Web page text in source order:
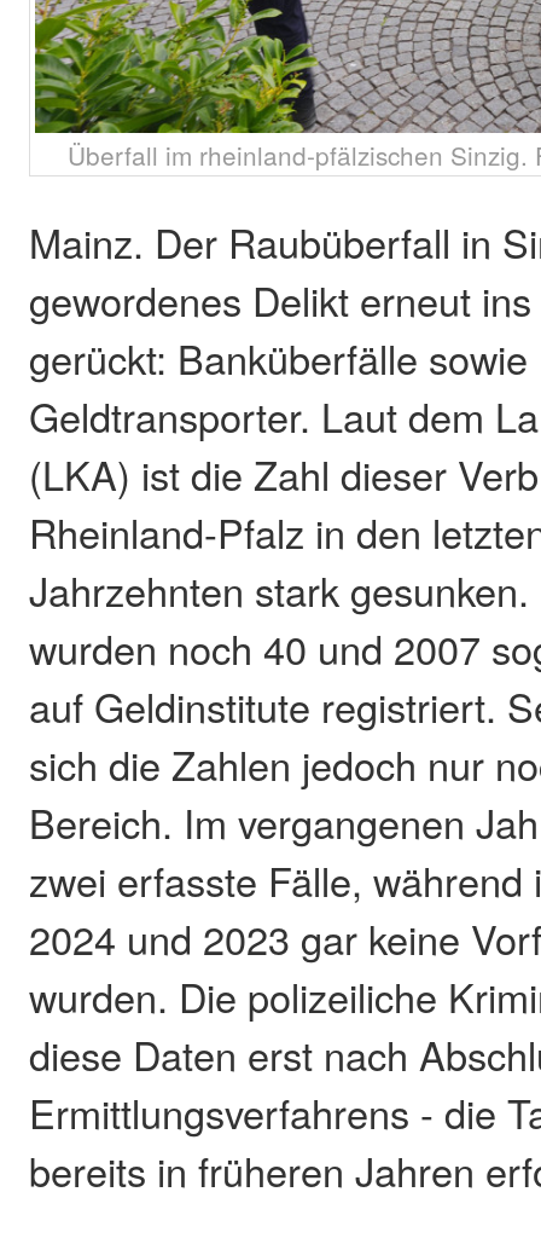
Überfall im rheinland-pfälzischen Sinzig.
Mainz. Der Raubüberfall in
gewordenes Delikt erneut
gerückt: Banküberfälle
Geldtransporter. Laut dem
(LKA) ist die Zahl dieser
Rheinland-Pfalz in den
Jahrzehnten stark
wurden noch 40 und 2007
auf Geldinstitute registriert.
sich die Zahlen jedoch nur
Bereich. Im vergangenen
zwei erfasste Fälle, während
2024 und 2023 gar keine
wurden. Die polizeiliche
diese Daten erst nach
Ermittlungsverfahrens - die
bereits in früheren Jahren